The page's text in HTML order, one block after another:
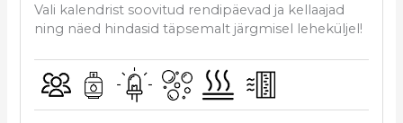
Vali kalendrist soovitud rendipäevad ja kellaajad
ning näed hindasid täpsemalt järgmisel leheküljel!